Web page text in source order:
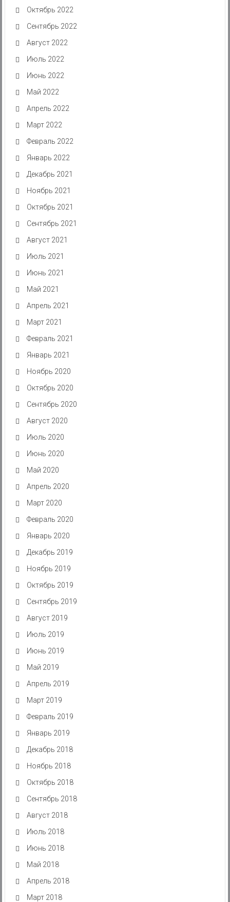
Октябрь 2022
Сентябрь 2022
Август 2022
Июль 2022
Июнь 2022
Май 2022
Апрель 2022
Март 2022
Февраль 2022
Январь 2022
Декабрь 2021
Ноябрь 2021
Октябрь 2021
Сентябрь 2021
Август 2021
Июль 2021
Июнь 2021
Май 2021
Апрель 2021
Март 2021
Февраль 2021
Январь 2021
Ноябрь 2020
Октябрь 2020
Сентябрь 2020
Август 2020
Июль 2020
Июнь 2020
Май 2020
Апрель 2020
Март 2020
Февраль 2020
Январь 2020
Декабрь 2019
Ноябрь 2019
Октябрь 2019
Сентябрь 2019
Август 2019
Июль 2019
Июнь 2019
Май 2019
Апрель 2019
Март 2019
Февраль 2019
Январь 2019
Декабрь 2018
Ноябрь 2018
Октябрь 2018
Сентябрь 2018
Август 2018
Июль 2018
Июнь 2018
Май 2018
Апрель 2018
Март 2018